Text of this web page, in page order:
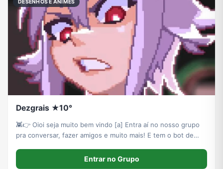
DESENHOS E ANIMES
Dezgrais ★10°
👾👉 Oioi seja muito bem vindo [a] Entra aí no nosso grupo
pra conversar, fazer amigos e muito mais! E tem o bot de
Entrar no Grupo